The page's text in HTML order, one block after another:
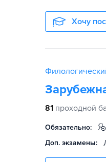
Хочу
81 проходной
Обязательно:
Доп. экзамены: